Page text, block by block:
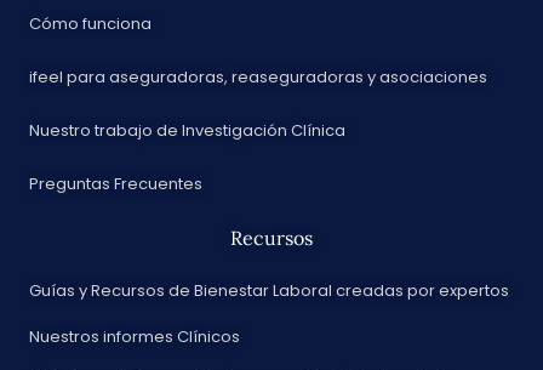
Cómo funciona
ifeel para aseguradoras, reaseguradoras y asociaciones
Nuestro trabajo de Investigación Clínica
Preguntas Frecuentes
Recursos
Guías y Recursos de Bienestar Laboral creadas por expertos
Nuestros informes Clínicos